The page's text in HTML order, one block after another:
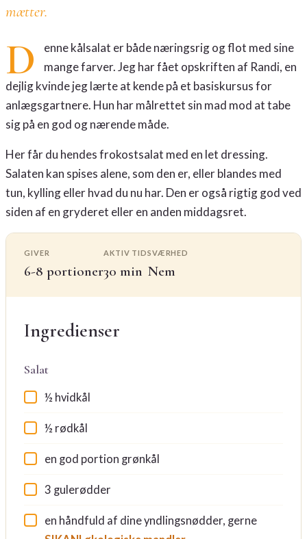
mætter.
D
enne kålsalat er både næringsrig og flot med sine
mange farver. Jeg har fået opskriften af Randi, en
dejlig kvinde jeg lærte at kende på et basiskursus for
anlægsgartnere. Hun har målrettet sin mad mod at tabe
sig på en god og nærende måde.
Her får du hendes frokostsalat med en let dressing.
Salaten kan spises alene, som den er, eller blandes med
tun, kylling eller hvad du nu har. Den er også rigtig god ved
siden af en gryderet eller en anden middagsret.
GIVER
6-8 portioner
AKTIV TID
30 min
SVÆRHED
Nem
Ingredienser
Salat
½ hvidkål
½ rødkål
en god portion grønkål
3 gulerødder
en håndfuld af dine yndlingsnødder, gerne